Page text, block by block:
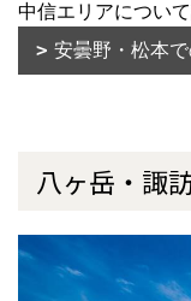
中信エリアについ
安曇野・松本
八ヶ岳・諏